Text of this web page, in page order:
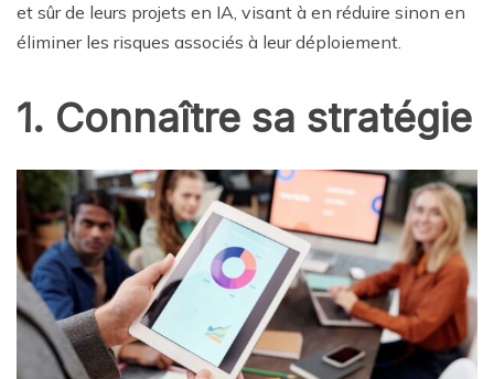
et sûr de leurs projets en IA, visant à en réduire sinon en
éliminer les risques associés à leur déploiement.
1. Connaître sa stratégie